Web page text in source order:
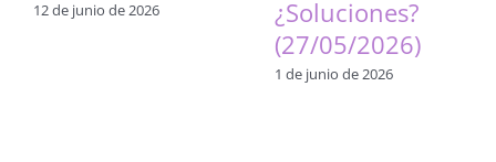
12 de junio de 2026
¿Soluciones?
(27/05/2026)
1 de junio de 2026